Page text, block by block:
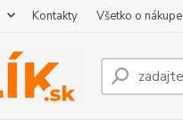
Kontakty Všetko o nákupe